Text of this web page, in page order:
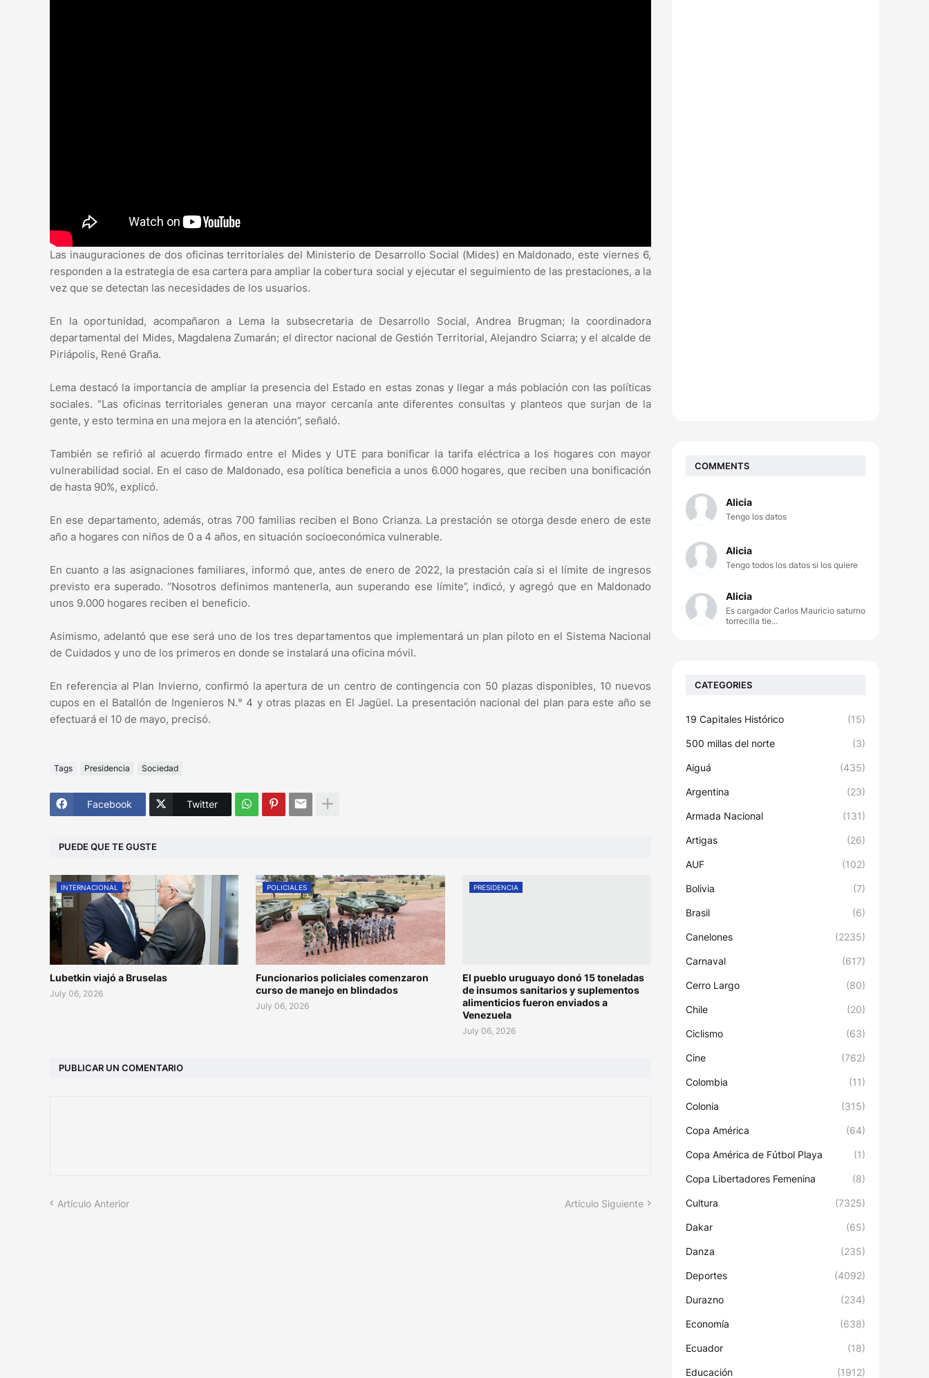
Las inauguraciones de dos oficinas territoriales del Ministerio de Desarrollo Social (Mides) en Maldonado, este viernes 6,
responden a la estrategia de esa cartera para ampliar la cobertura social y ejecutar el seguimiento de las prestaciones, a la
vez que se detectan las necesidades de los usuarios.
En la oportunidad, acompañaron a Lema la subsecretaria de Desarrollo Social, Andrea Brugman; la coordinadora
departamental del Mides, Magdalena Zumarán; el director nacional de Gestión Territorial, Alejandro Sciarra; y el alcalde de
Piriápolis, René Graña.
Lema destacó la importancia de ampliar la presencia del Estado en estas zonas y llegar a más población con las políticas
sociales. “Las oficinas territoriales generan una mayor cercanía ante diferentes consultas y planteos que surjan de la
gente, y esto termina en una mejora en la atención”, señaló.
También se refirió al acuerdo firmado entre el Mides y UTE para bonificar la tarifa eléctrica a los hogares con mayor
vulnerabilidad social. En el caso de Maldonado, esa política beneficia a unos 6.000 hogares, que reciben una bonificación
de hasta 90%, explicó.
En ese departamento, además, otras 700 familias reciben el Bono Crianza. La prestación se otorga desde enero de este
año a hogares con niños de 0 a 4 años, en situación socioeconómica vulnerable.
En cuanto a las asignaciones familiares, informó que, antes de enero de 2022, la prestación caía si el límite de ingresos
previsto era superado. “Nosotros definimos mantenerla, aun superando ese límite”, indicó, y agregó que en Maldonado
unos 9.000 hogares reciben el beneficio.
Asimismo, adelantó que ese será uno de los tres departamentos que implementará un plan piloto en el Sistema Nacional
de Cuidados y uno de los primeros en donde se instalará una oficina móvil.
En referencia al Plan Invierno, confirmó la apertura de un centro de contingencia con 50 plazas disponibles, 10 nuevos
cupos en el Batallón de Ingenieros N.° 4 y otras plazas en El Jagüel. La presentación nacional del plan para este año se
efectuará el 10 de mayo, precisó.
Tags Presidencia Sociedad
Facebook Twitter
PUEDE QUE TE GUSTE
INTERNACIONAL
Lubetkin viajó a Bruselas
July 06, 2026
POLICIALES
Funcionarios policiales comenzaron
curso de manejo en blindados
July 06, 2026
PRESIDENCIA
El pueblo uruguayo donó 15 toneladas
de insumos sanitarios y suplementos
alimenticios fueron enviados a
Venezuela
July 06, 2026
PUBLICAR UN COMENTARIO
Artículo Anterior Artículo Siguiente
COMMENTS
Alicia
Tengo los datos
Alicia
Tengo todos los datos si los quiere
Alicia
Es cargador Carlos Mauricio saturno
torrecilla tie...
CATEGORIES
19 Capitales Histórico (15)
500 millas del norte (3)
Aiguá (435)
Argentina (23)
Armada Nacional (131)
Artigas (26)
AUF (102)
Bolivia (7)
Brasil (6)
Canelones (2235)
Carnaval (617)
Cerro Largo (80)
Chile (20)
Ciclismo (63)
Cine (762)
Colombia (11)
Colonia (315)
Copa América (64)
Copa América de Fútbol Playa (1)
Copa Libertadores Femenina (8)
Cultura (7325)
Dakar (65)
Danza (235)
Deportes (4092)
Durazno (234)
Economía (638)
Ecuador (18)
Educación (1912)